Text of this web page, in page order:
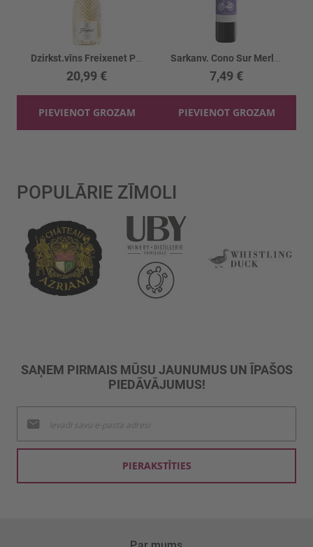
20,99 €
PIEVIENOT GROZAM
7,49 €
PIEVIENOT GROZAM
POPULĀRIE ZĪMOLI
SAŅEM PIRMAIS MŪSU JAUNUMUS UN ĪPAŠOS
PIEDĀVĀJUMUS!
jaunumu
saņemšanai:
PIERAKSTĪTIES